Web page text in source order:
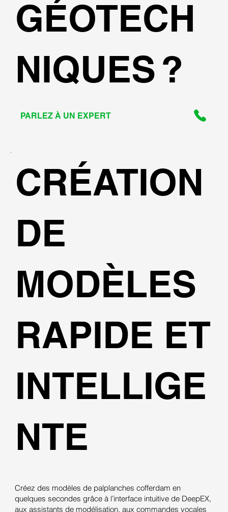
GÉOTECH
NIQUES ?
PARLEZ À UN EXPERT
Créez des modèles de palplanches cofferdam en
quelques secondes grâce à l’interface intuitive de DeepEX,
aux assistants de modélisation, aux commandes vocales
CRÉATION
DE
MODÈLES
RAPIDE ET
INTELLIGE
NTE